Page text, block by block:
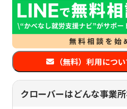
（無料）利用につ
クローバーはどんな事業